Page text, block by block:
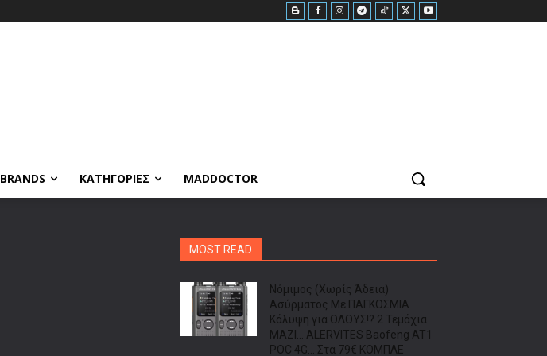
BRANDS ΚΑΤΗΓΟΡΙΕΣ MADDOCTOR
MOST READ
Νόμιμος (Χωρίς Άδεια)
Ασύρματος Με ΠΑΓΚΟΣΜΙΑ
Κάλυψη για ΟΛΟΥΣ!? 2 Τεμάχια
ΜΑΖΙ… ALERVITES Baofeng AT1
POC 4G… Στα 79€ ΚΟΜΠΛΕ